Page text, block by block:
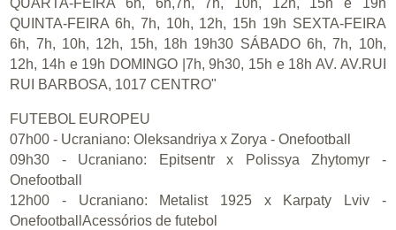
FUTEBOL EUROPEU
07h00 - Ucraniano: Oleksandriya x Zorya - Onefootball
09h30 - Ucraniano: Epitsentr x Polissya Zhytomyr -
Onefootball
12h00 - Ucraniano: Metalist 1925 x Karpaty Lviv -
OnefootballAcessórios de futebol